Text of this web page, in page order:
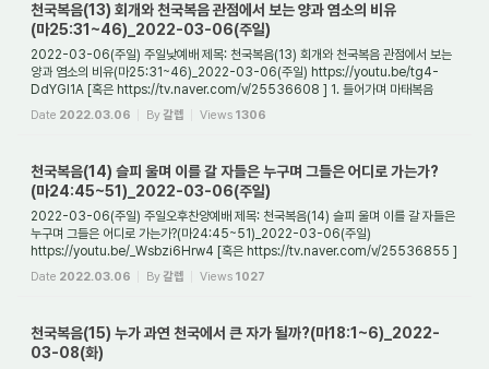
천국복음(13) 회개와 천국복음 관점에서 보는 양과 염소의 비유
(마25:31~46)_2022-03-06(주일)
2022-03-06(주일) 주일낮예배 제목: 천국복음(13) 회개와 천국복음 관점에서 보는
양과 염소의 비유(마25:31~46)_2022-03-06(주일) https://youtu.be/tg4-
DdYGl1A [혹은 https://tv.naver.com/v/25536608 ] 1. 들어가며 마태복음
25장에서는 천국에 관한 3가지...
Date 2022.03.06 By갈렙 Views 1306
천국복음(14) 슬피 울며 이를 갈 자들은 누구며 그들은 어디로 가는가?
(마24:45~51)_2022-03-06(주일)
2022-03-06(주일) 주일오후찬양예배 제목: 천국복음(14) 슬피 울며 이를 갈 자들은
누구며 그들은 어디로 가는가?(마24:45~51)_2022-03-06(주일)
https://youtu.be/_Wsbzi6Hrw4 [혹은 https://tv.naver.com/v/25536855 ]
1. 들어가며 천국에 들어가는 자는 모...
Date 2022.03.06 By갈렙 Views 1027
천국복음(15) 누가 과연 천국에서 큰 자가 될까?(마18:1~6)_2022-
03-08(화)